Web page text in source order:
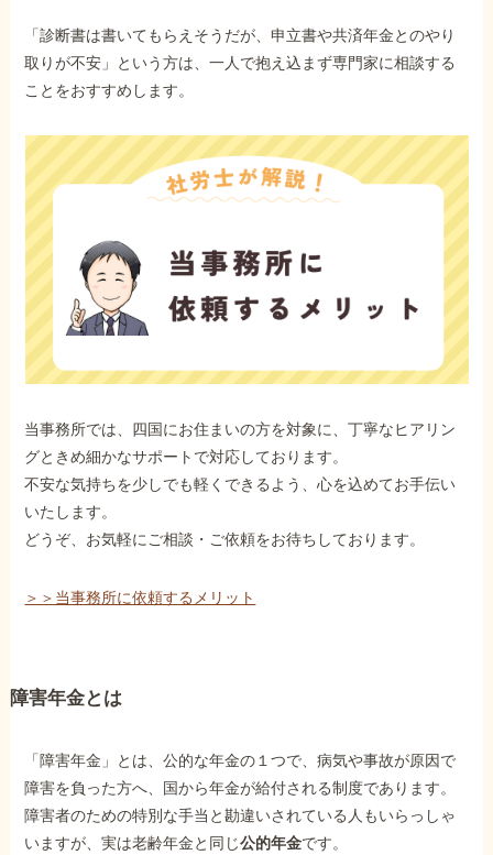
「診断書は書いてもらえそうだが、申立書や共済年金とのやり
取りが不安」という方は、一人で抱え込まず専門家に相談する
ことをおすすめします。
当事務所では、四国にお住まいの方を対象に、丁寧なヒアリン
グときめ細かなサポートで対応しております。
不安な気持ちを少しでも軽くできるよう、心を込めてお手伝い
いたします。
どうぞ、お気軽にご相談・ご依頼をお待ちしております。
＞＞当事務所に依頼するメリット
障害年金とは
「障害年金」とは、公的な年金の１つで、病気や事故が原因で
障害を負った方へ、国から年金が給付される制度であります。
障害者のための特別な手当と勘違いされている人もいらっしゃ
いますが、実は老齢年金と同じ公的年金です。